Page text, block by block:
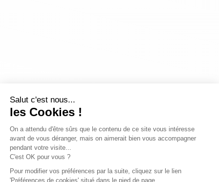
Salut c'est nous...
les Cookies !
On a attendu d'être sûrs que le contenu de ce site vous intéresse
avant de vous déranger, mais on aimerait bien vous accompagner
pendant votre visite...
C'est OK pour vous ?
Pour modifier vos préférences par la suite, cliquez sur le lien
'Préférences de cookies' situé dans le pied de page.